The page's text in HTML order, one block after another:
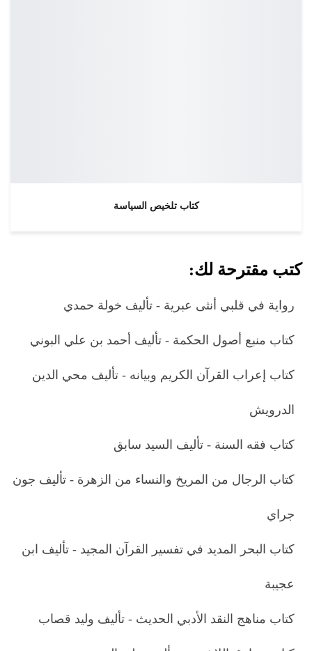
كتاب تلخيص السياسة
كتب مقترحة لك:
رواية في قلبي أنثى عبرية - تأليف خولة حمدي
كتاب منبع أصول الحكمة - تأليف أحمد بن علي البوني
كتاب إعراب القرآن الكريم وبيانه - تأليف محي الدين
الدرويش
كتاب فقه السنة - تأليف السيد سابق
كتاب الرجال من المريخ والنساء من الزهرة - تأليف جون
جراي
كتاب البحر المديد في تفسير القرآن المجيد - تأليف ابن
عجيبة
كتاب مناهج النقد الأدبي الحديث - تأليف وليد قصاب